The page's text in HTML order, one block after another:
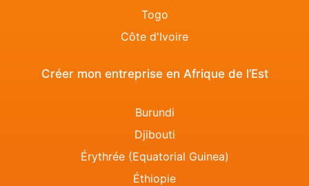
Togo
Côte d'Ivoire
Créer mon entreprise en Afrique de l’Est
Burundi
Djibouti
Érythrée (Equatorial Guinea)
Éthiopie